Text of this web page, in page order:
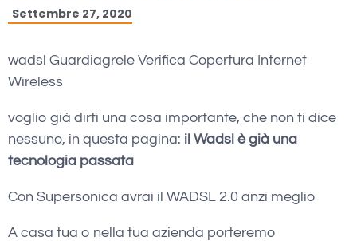
Settembre 27, 2020
wadsl Guardiagrele Verifica Copertura Internet
Wireless
voglio già dirti una cosa importante, che non ti dice
nessuno, in questa pagina: il Wadsl è già una
tecnologia passata
Con Supersonica avrai il WADSL 2.0 anzi meglio
A casa tua o nella tua azienda porteremo